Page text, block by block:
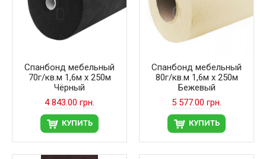
Спанбонд мебельный
70г/кв.м 1,6м х 250м
Чёрный
4 843.00 грн.
КУПИТЬ
Спанбонд мебельный
80г/кв.м 1,6м х 250м
Бежевый
5 577.00 грн.
КУПИТЬ